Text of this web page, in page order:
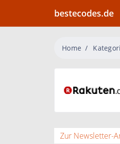
bestecodes.de
Home
Zur Newsletter-